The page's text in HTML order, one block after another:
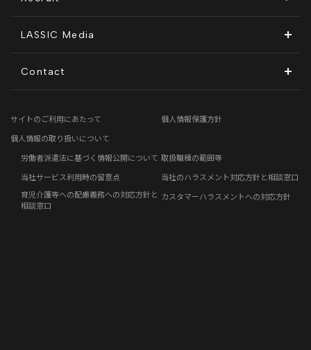
コーポレート・ガバナンス
LASSIC Media
地方創生コラム
お客さまの声
社員の声
事例紹介
Contact
サイトのご利用にあたって
個人情報保護方針
個人情報の取り扱いについて
労働者派遣法に基づく情報公開について 取扱職種の範囲等
当社サービス利用時の留意点
当社のハラスメント対応方針と相談窓口
育児介護等への配慮義務への対応方針と
相談窓口
カスタマーハラスメントへの対応方針